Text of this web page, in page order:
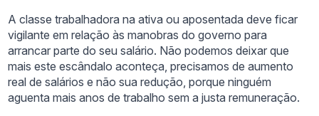
A classe trabalhadora na ativa ou aposentada deve ficar
vigilante em relação às manobras do governo para
arrancar parte do seu salário. Não podemos deixar que
mais este escândalo aconteça, precisamos de aumento
real de salários e não sua redução, porque ninguém
aguenta mais anos de trabalho sem a justa remuneração.